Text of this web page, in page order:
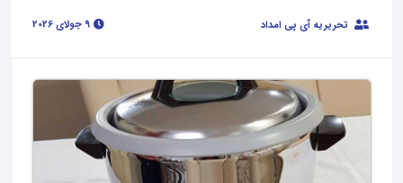
تحریریه آی پی امداد